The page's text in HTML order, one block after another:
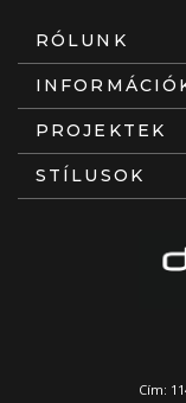
RÓLUNK
PROJEKTEK
STÍLUSOK
Cím: